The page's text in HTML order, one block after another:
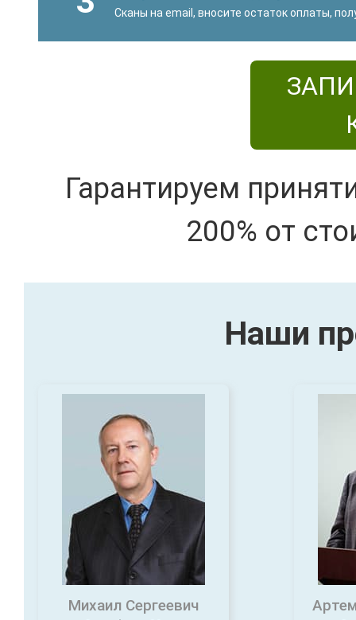
Сканы на email, вносите остаток оплаты,
Гарантируем
200% от
Наши
Михаил Сергеевич